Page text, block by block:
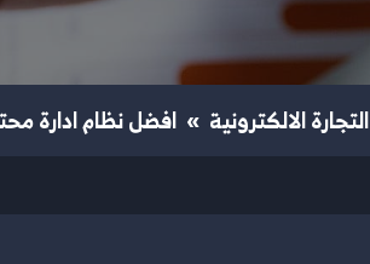
التجارة الالكترونية افضل نظام ادارة